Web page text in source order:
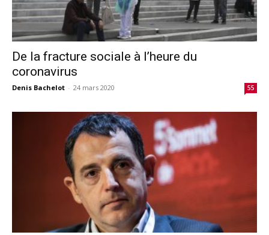
De la fracture sociale à l’heure du
coronavirus
Denis Bachelot - 24 mars 2020 55